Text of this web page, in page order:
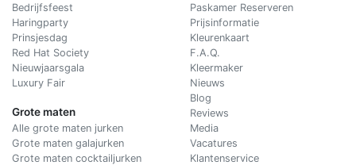
Bedrijfsfeest
Haringparty
Prinsjesdag
Red Hat Society
Nieuwjaarsgala
Luxury Fair
Grote maten
Alle grote maten jurken
Grote maten galajurken
Grote maten cocktailjurken
Paskamer Reserveren
Prijsinformatie
Kleurenkaart
F.A.Q.
Kleermaker
Nieuws
Blog
Reviews
Media
Vacatures
Klantenservice